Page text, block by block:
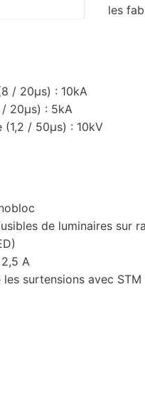
les
/ 20μs) : 10kA
20μs) : 5kA
(1,2 / 50μs) : 10kV
de luminaires sur
A
surtensions avec